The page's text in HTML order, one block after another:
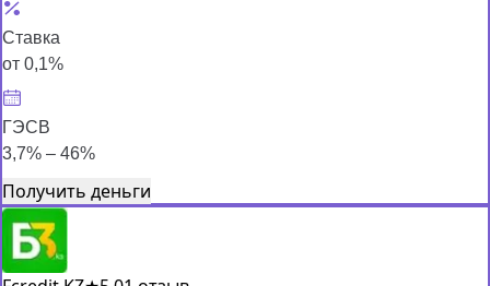
Ставка
от 0,1%
ГЭСВ
3,7% – 46%
Получить деньги